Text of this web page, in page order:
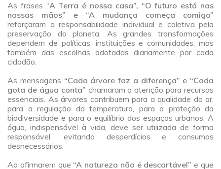
As frases “A Terra é nossa casa”, “O futuro está nas
nossas mãos” e “A mudança começa comigo”
reforçaram a responsabilidade individual e coletiva pela
preservação do planeta. As grandes transformações
dependem de políticas, instituições e comunidades, mas
também das escolhas adotadas diariamente por cada
cidadão.
As mensagens “Cada árvore faz a diferença” e “Cada
gota de água conta” chamaram a atenção para recursos
essenciais. As árvores contribuem para a qualidade do ar,
para a regulação da temperatura, para a proteção da
biodiversidade e para o equilíbrio dos espaços urbanos. A
água, indispensável à vida, deve ser utilizada de forma
responsável, evitando desperdícios e consumos
desnecessários.
Ao afirmarem que “A natureza não é descartável” e que